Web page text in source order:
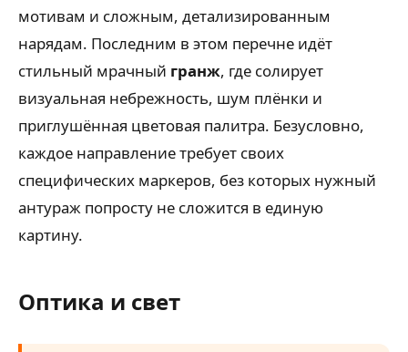
мотивам и сложным, детализированным
нарядам. Последним в этом перечне идёт
стильный мрачный гранж, где солирует
визуальная небрежность, шум плёнки и
приглушённая цветовая палитра. Безусловно,
каждое направление требует своих
специфических маркеров, без которых нужный
антураж попросту не сложится в единую
картину.
Оптика и свет